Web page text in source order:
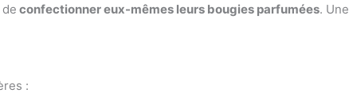
confectionner eux-mêmes leurs bougies parfumées. Une
: